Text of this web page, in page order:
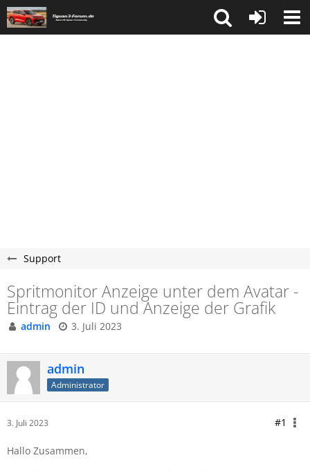
Support
Spritmonitor Anzeige unter dem Avatar -
Eintrag der ID und Anzeige der Grafik
admin 3. Juli 2023
admin
Administrator
3. Juli 2023 #1
Hallo Zusammen,